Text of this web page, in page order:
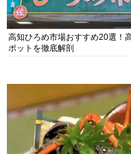
高知ひろめ市場おすすめ20選！
ポットを徹底解剖